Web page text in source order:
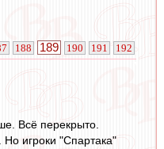
188 189 190 191 192
Всё перекрыто.
игроки "Спартака"